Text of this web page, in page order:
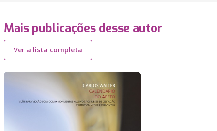
Mais publicações desse autor
Ver a lista completa